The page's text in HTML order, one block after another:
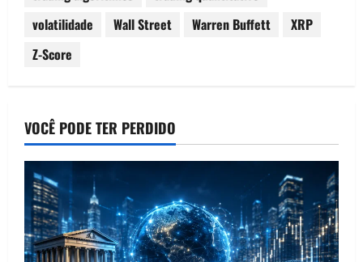
volatilidade
Wall Street Warren Buffett
XRP
Z-Score
VOCÊ PODE TER PERDIDO